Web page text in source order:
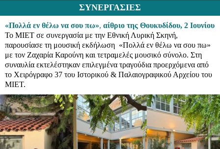
ΣΥΝΕΡΓΑΣΙΕΣ
«Πολλά εν θέλω να σου πω», αίθριο της Θουκυδίδου, 2 Ιουνίου
Το ΜΙΕΤ σε συνεργασία με την Εθνική Λυρική Σκηνή,
παρουσίασε τη μουσική εκδήλωση «Πολλά εν θέλω να σου πω»
με τον Ζαχαρία Καρούνη και τετραμελές μουσικό σύνολο. Στη
συναυλία εκτελέστηκαν επιλεγμένα τραγούδια προερχόμενα από
το Χειρόγραφο 37 του Ιστορικού & Παλαιογραφικού Αρχείου του
ΜΙΕΤ.